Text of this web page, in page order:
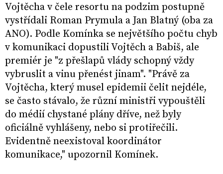
Vojtěcha v čele resortu na podzim postupně
vystřídali Roman Prymula a Jan Blatný (oba za
ANO). Podle Komínka se největšího počtu chyb
v komunikaci dopustili Vojtěch a Babiš, ale
premiér je "z přešlapů vlády schopný vždy
vybruslit a vinu přenést jinam". "Právě za
Vojtěcha, který musel epidemii čelit nejdéle,
se často stávalo, že různí ministři vypouštěli
do médií chystané plány dříve, než byly
oficiálně vyhlášeny, nebo si protiřečili.
Evidentně neexistoval koordinátor
komunikace," upozornil Komínek.